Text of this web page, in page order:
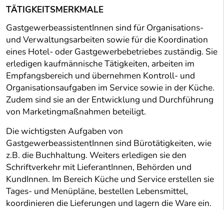
TÄTIGKEITSMERKMALE
GastgewerbeassistentInnen sind für Organisations-
und Verwaltungsarbeiten sowie für die Koordination
eines Hotel- oder Gastgewerbebetriebes zuständig. Sie
erledigen kaufmännische Tätigkeiten, arbeiten im
Empfangsbereich und übernehmen Kontroll- und
Organisationsaufgaben im Service sowie in der Küche.
Zudem sind sie an der Entwicklung und Durchführung
von Marketingmaßnahmen beteiligt.
Die wichtigsten Aufgaben von
GastgewerbeassistentInnen sind Bürotätigkeiten, wie
z.B. die Buchhaltung. Weiters erledigen sie den
Schriftverkehr mit LieferantInnen, Behörden und
KundInnen. Im Bereich Küche und Service erstellen sie
Tages- und Menüpläne, bestellen Lebensmittel,
koordinieren die Lieferungen und lagern die Ware ein.